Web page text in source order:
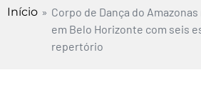
Início » Corpo de Dança do
em Belo Horizonte com seis
repertório